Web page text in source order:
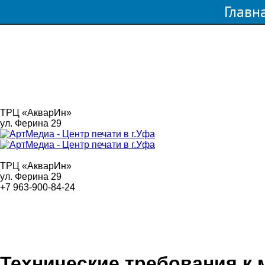
ТРЦ «АкварИн»
ул. Ферина 29
ТРЦ «АкварИн»
ул. Ферина 29
+7 963-900-84-24